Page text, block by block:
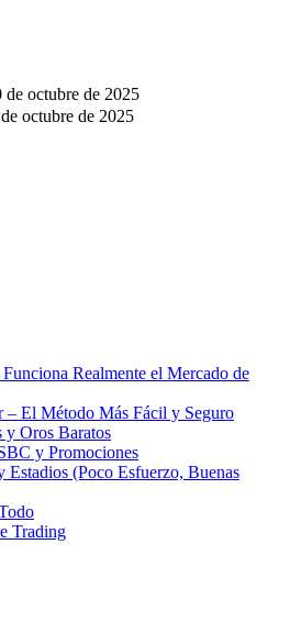
octubre de 2025
octubre de 2025
Realmente el Mercado de
– El Método Más Fácil y Seguro
y Oros Baratos
y Promociones
Estadios (Poco Esfuerzo, Buenas
Trading